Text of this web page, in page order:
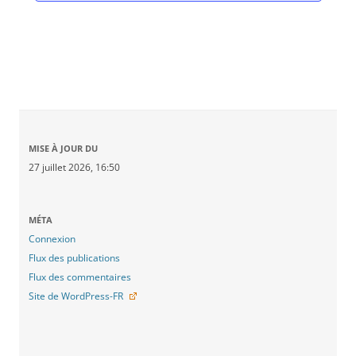
MISE À JOUR DU
27 juillet 2026, 16:50
MÉTA
Connexion
Flux des publications
Flux des commentaires
Site de WordPress-FR